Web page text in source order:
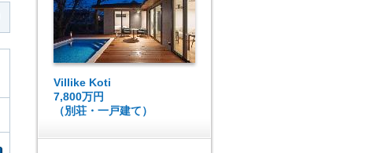
Villike Koti
7,800万円
（別荘・一戸建て）